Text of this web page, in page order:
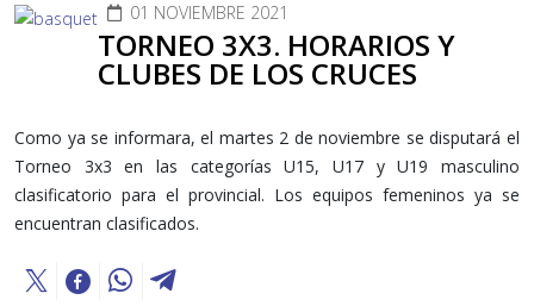
01 NOVIEMBRE 2021
TORNEO 3X3. HORARIOS Y
CLUBES DE LOS CRUCES
Como ya se informara, el martes 2 de noviembre se disputará el
Torneo 3x3 en las categorías U15, U17 y U19 masculino
clasificatorio para el provincial. Los equipos femeninos ya se
encuentran clasificados.